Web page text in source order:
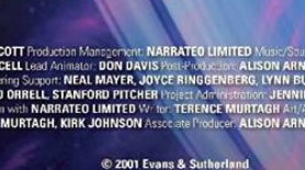
Search
for: